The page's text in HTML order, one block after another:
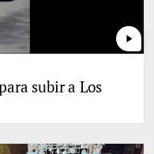
play_arrow
subir a Los